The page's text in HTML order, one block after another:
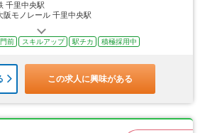
千里中央駅
阪モノレール 千里中央駅
前 スキルアップ 駅チカ 積極採用中
この求人に興味がある